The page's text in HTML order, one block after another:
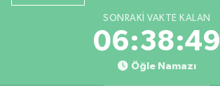
SONRAKI VAKTE KALAN
06:38:48
Öğle Namazı